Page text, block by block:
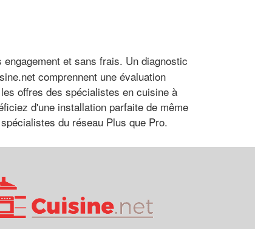
et sans frais. Un diagnostic
comprennent une évaluation
offres des spécialistes en cuisine à
d'une installation parfaite de même
du réseau Plus que Pro.